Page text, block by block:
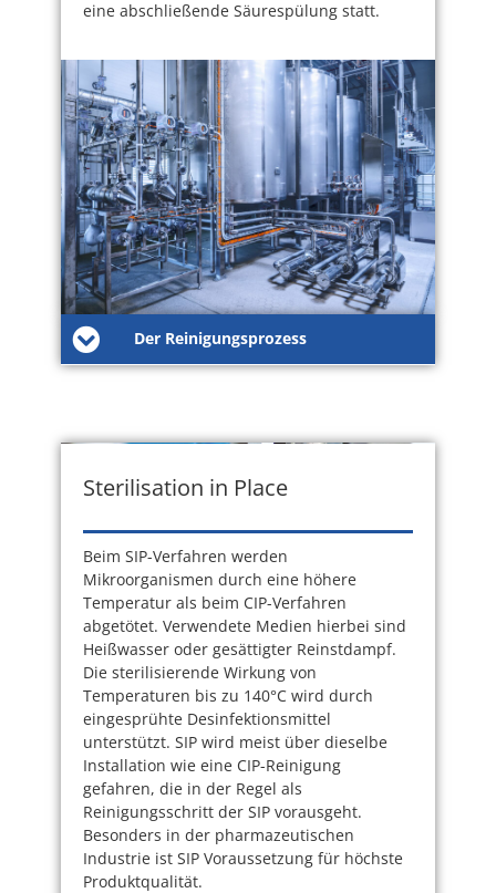
eine abschließende Säurespülung statt.
Der Reinigungsprozess
Sterilisation in Place
Beim SIP-Verfahren werden
Mikroorganismen durch eine höhere
Temperatur als beim CIP-Verfahren
abgetötet. Verwendete Medien hierbei sind
Heißwasser oder gesättigter Reinstdampf.
Die sterilisierende Wirkung von
Temperaturen bis zu 140°C wird durch
eingesprühte Desinfektionsmittel
unterstützt. SIP wird meist über dieselbe
Installation wie eine CIP-Reinigung
gefahren, die in der Regel als
Reinigungsschritt der SIP vorausgeht.
Besonders in der pharmazeutischen
Industrie ist SIP Voraussetzung für höchste
Produktqualität.